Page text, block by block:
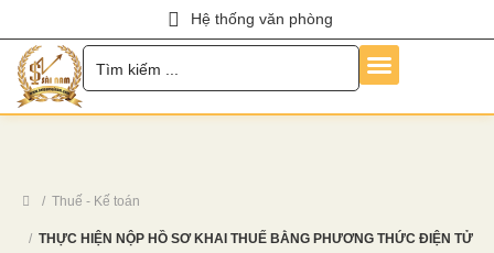
Hệ thống văn phòng
Thuế - Kế toán
THỰC HIỆN NỘP HỒ SƠ KHAI THUẾ BẰNG PHƯƠNG THỨC ĐIỆN TỬ